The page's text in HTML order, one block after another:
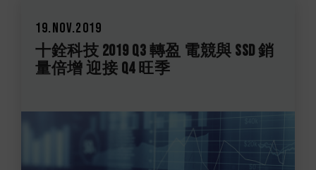
19.Nov.2019
十銓科技 2019 Q3 轉盈 電競與 SSD 銷
量倍增 迎接 Q4 旺季